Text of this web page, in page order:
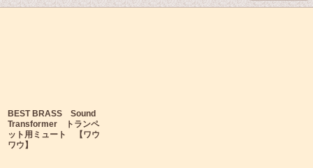
BEST BRASS Sound
Transformer トランペ
ット用ミュート 【ワウ
ワウ】